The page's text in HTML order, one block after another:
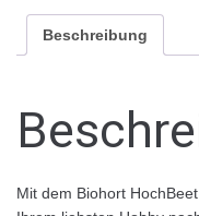
Beschreibung
Mit dem Biohort